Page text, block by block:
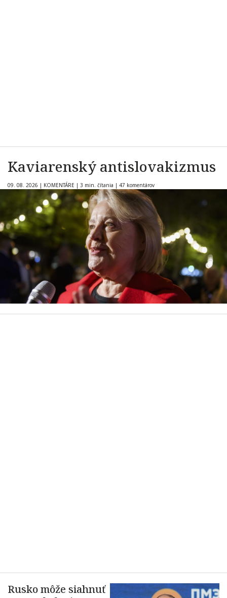
Kaviarenský antislovakizmus
09. 08. 2026 | KOMENTÁRE | 3 min. čítania | 47 komentárov
Rusko môže siahnuť